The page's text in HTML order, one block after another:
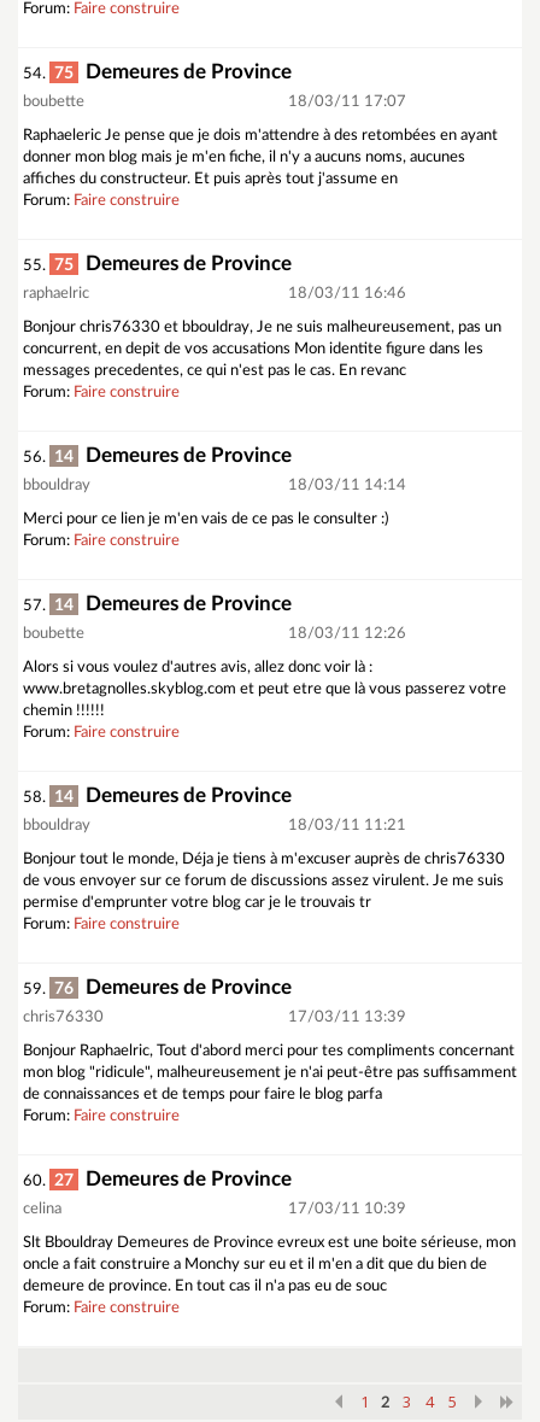
Forum: Faire construire
54. 75 Demeures de Province
boubette 18/03/11 17:07
Raphaeleric Je pense que je dois m'attendre à des retombées en ayant
donner mon blog mais je m'en fiche, il n'y a aucuns noms, aucunes
affiches du constructeur. Et puis après tout j'assume en
Forum: Faire construire
55. 75 Demeures de Province
raphaelric 18/03/11 16:46
Bonjour chris76330 et bbouldray, Je ne suis malheureusement, pas un
concurrent, en depit de vos accusations Mon identite figure dans les
messages precedentes, ce qui n'est pas le cas. En revanc
Forum: Faire construire
56. 14 Demeures de Province
bbouldray 18/03/11 14:14
Merci pour ce lien je m'en vais de ce pas le consulter :)
Forum: Faire construire
57. 14 Demeures de Province
boubette 18/03/11 12:26
Alors si vous voulez d'autres avis, allez donc voir là :
www.bretagnolles.skyblog.com et peut etre que là vous passerez votre
chemin !!!!!!
Forum: Faire construire
58. 14 Demeures de Province
bbouldray 18/03/11 11:21
Bonjour tout le monde, Déja je tiens à m'excuser auprès de chris76330
de vous envoyer sur ce forum de discussions assez virulent. Je me suis
permise d'emprunter votre blog car je le trouvais tr
Forum: Faire construire
59. 76 Demeures de Province
chris76330 17/03/11 13:39
Bonjour Raphaelric, Tout d'abord merci pour tes compliments concernant
mon blog "ridicule", malheureusement je n'ai peut-être pas suffisamment
de connaissances et de temps pour faire le blog parfa
Forum: Faire construire
60. 27 Demeures de Province
celina 17/03/11 10:39
Slt Bbouldray Demeures de Province evreux est une boite sérieuse, mon
oncle a fait construire a Monchy sur eu et il m'en a dit que du bien de
demeure de province. En tout cas il n'a pas eu de souc
Forum: Faire construire
1 2 3 4 5